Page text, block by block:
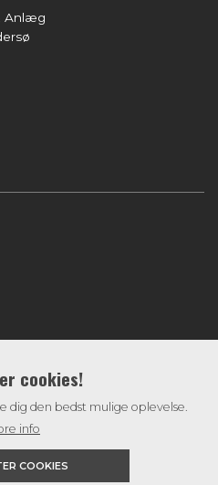
Anlæg
cookies!
dig den bedst mulige oplevelse.
info
COOKIES